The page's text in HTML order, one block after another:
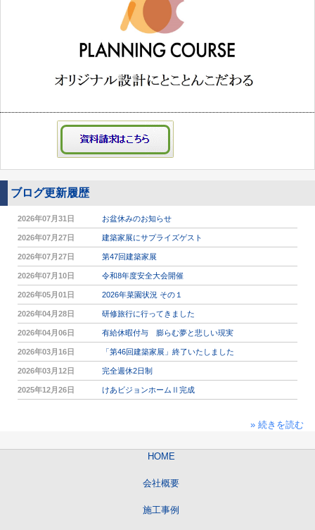
ブログ更新履歴
2026年07月31日 お盆休みのお知らせ
2026年07月27日 建築家展にサプライズゲスト
2026年07月27日 第47回建築家展
2026年07月10日 令和8年度安全大会開催
2026年05月01日 2026年菜園状況 その１
2026年04月28日 研修旅行に行ってきました
2026年04月06日 有給休暇付与 膨らむ夢と悲しい現実
2026年03月16日 「第46回建築家展」終了いたしました
2026年03月12日 完全週休2日制
2025年12月26日 けあビジョンホームⅡ完成
» 続きを読む
HOME
会社概要
施工事例